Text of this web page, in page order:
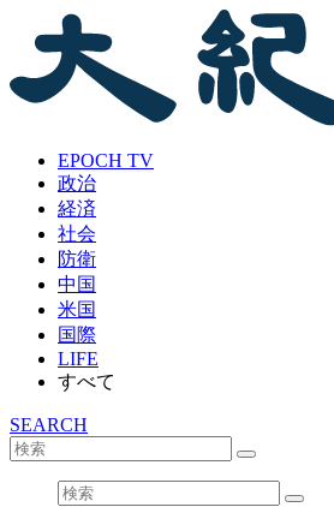
EPOCH TV
政治
経済
社会
防衛
中国
米国
国際
LIFE
すべて
SEARCH